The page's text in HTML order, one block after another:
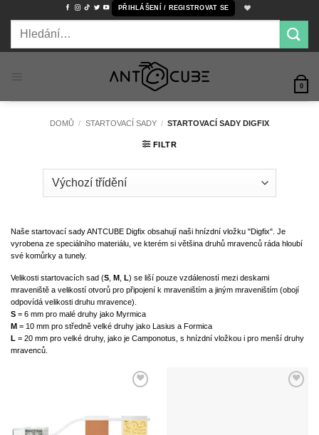
PŘIHLÁŠENÍ / REGISTROVAT SE
Hledat:
0
DOMŮ / STARTOVACÍ SADY / STARTOVACÍ SADY DIGFIX
FILTR
Naše startovací sady ANTCUBE Digfix obsahují naši hnízdní vložku "Digfix". Je
vyrobena ze speciálního materiálu, ve kterém si většina druhů mravenců ráda hloubí
své komůrky a tunely.
Velikosti startovacích sad (S M L) se liší pouze vzdáleností mezi deskami
mraveniště a velikostí otvorů pro připojení k mraveništím a jiným mraveništím (obojí
odpovídá velikosti druhu mravence).
S = 6 mm pro malé druhy jako Myrmica
M = 10 mm pro středně velké druhy jako Lasius a Formica
L = 20 mm pro velké druhy, jako je Camponotus, s hnízdní vložkou i pro menší druhy
mravenců.